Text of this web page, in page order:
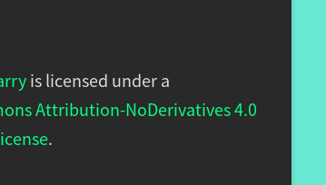
is licensed under a
Attribution-NoDerivatives 4.0
.